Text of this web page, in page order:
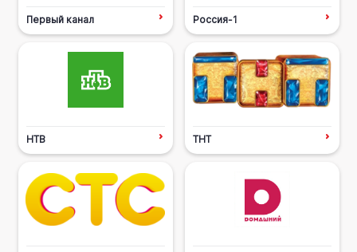
Первый канал Россия-1
НТВ ТНТ